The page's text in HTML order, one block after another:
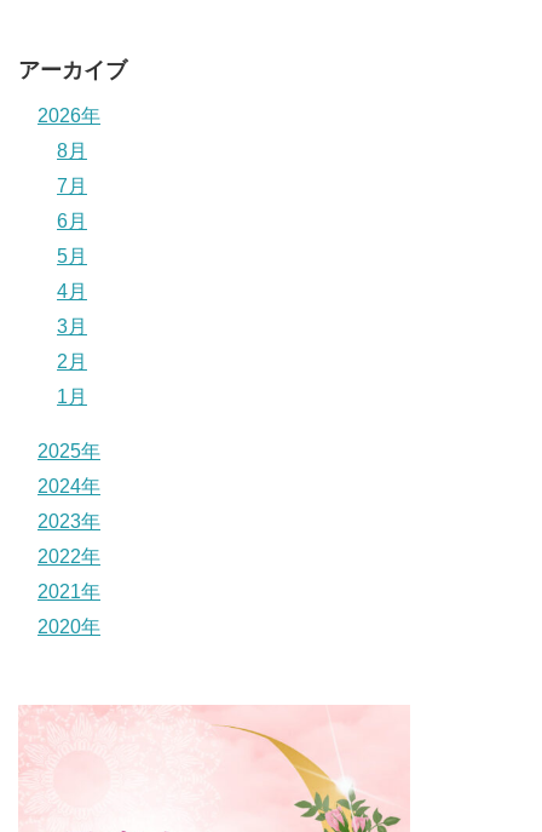
アーカイブ
2026年
8月
7月
6月
5月
4月
3月
2月
1月
2025年
2024年
2023年
2022年
2021年
2020年